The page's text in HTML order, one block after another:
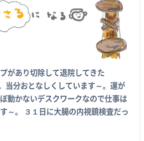
があり切除して退院してきた
分おとなしくしています～。運が
動かないデスクワークなので仕事は
～。 ３１日に大腸の内視鏡検査だっ